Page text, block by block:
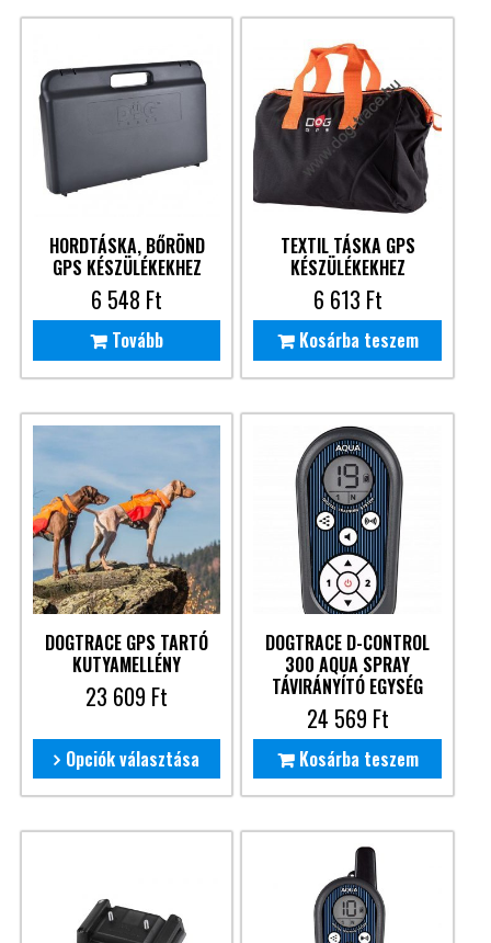
HORDTÁSKA, BŐRÖND
GPS KÉSZÜLÉKEKHEZ
6 548 Ft
Tovább
TEXTIL TÁSKA GPS
KÉSZÜLÉKEKHEZ
6 613 Ft
Kosárba teszem
DOGTRACE GPS TARTÓ
KUTYAMELLÉNY
23 609 Ft
Opciók választása
DOGTRACE D-CONTROL
300 AQUA SPRAY
TÁVIRÁNYÍTÓ EGYSÉG
24 569 Ft
Kosárba teszem